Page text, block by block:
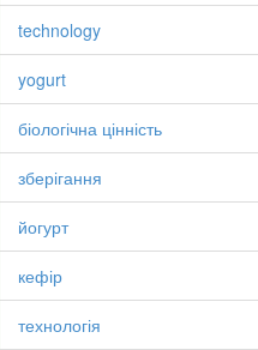
technology
yogurt
біологічна цінність
зберігання
йогурт
кефір
технологія